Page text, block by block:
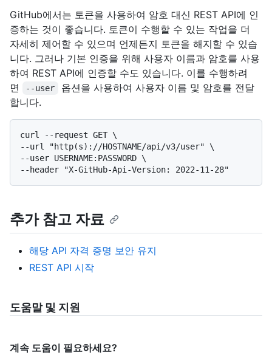
GitHub에서는 토큰을 사용하여 암호 대신 REST API에 인
증하는 것이 좋습니다. 토큰이 수행할 수 있는 작업을 더
자세히 제어할 수 있으며 언제든지 토큰을 해지할 수 있습
니다. 그러나 기본 인증을 위해 사용자 이름과 암호를 사용
하여 REST API에 인증할 수도 있습니다. 이를 수행하려
면
--user
옵션을 사용하여 사용자 이름 및 암호를 전달
합니다.
curl --request GET \
--url "http(s)://HOSTNAME/api/v3/user" \
--user USERNAME:PASSWORD \
추가 참고 자료
해당 API 자격 증명 보안 유지
REST API 시작
도움말 및 지원
계속 도움이 필요하세요?